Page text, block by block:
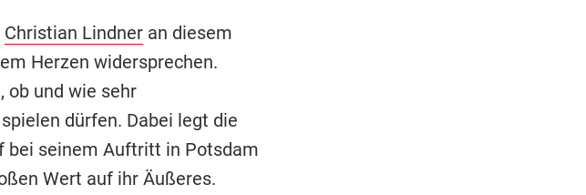
Christian Lindneran diesem
Herzen widersprechen.
ob und wie sehr
dürfen. Dabei legt die
bei seinem Auftritt in Potsdam
Wert auf ihr Äußeres.